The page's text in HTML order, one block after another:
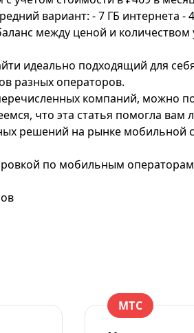
вариант: - 7 ГБ интернета -
между ценой и количеством
идеально подходящий для
разных операторов.
компаний, можно
что эта статья помогла вам
решений на рынке мобильной
по мобильным
МТС